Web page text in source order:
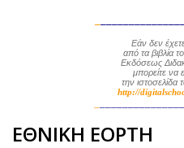
Εάν δεν
από τα βιβλία
Εκδόσεως
μπορείτε να
την ιστοσελίδα
http://
ΕΘΝΙΚΗ ΕΟΡΤΗ